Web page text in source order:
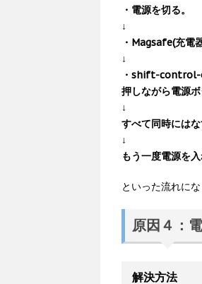
・電源を切る。
↓
・Magsafe(充電
↓
・shift-control-
押しながら電源ボ
↓
すべて同時にはな
↓
もう一度電源を入
といった流れにな
原因４：
解決方法